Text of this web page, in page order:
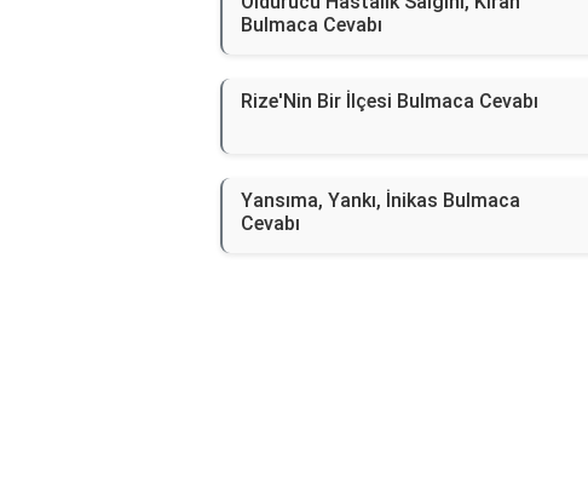
Bulmaca Cevabı
Rize'Nin Bir İlçesi Bulmaca Cevabı
Yansıma, Yankı, İnikas Bulmaca
Cevabı